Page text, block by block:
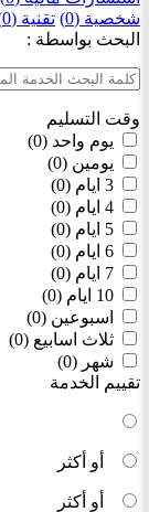
شخصية (0)
تقنية (0)
البحث بواسطة :
وقت التسليم
يوم واحد (0)
يومين (0)
اسبوعين (0)
ثلاث اسابيع (0)
شهر (0)
تقييم الخدمة
أو أكثر
أو أكثر